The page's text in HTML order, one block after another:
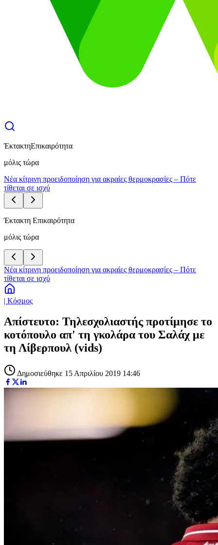
ΈκτακτηΕπικαιρότητα
μόλις τώρα
Νέα κίτρινη προειδοποίηση για ακραίες θερμοκρασίες – Πότε
τίθεται σε ισχύ
Έκτακτη Επικαιρότητα
μόλις τώρα
Νέα κίτρινη προειδοποίηση για ακραίες θερμοκρασίες – Πότε
τίθεται σε ισχύ
| Κόσμος
Απίστευτο: Τηλεσχολιαστής προτίμησε το
κοτόπουλο απ' τη γκολάρα του Σαλάχ με
τη Λίβερπουλ (vids)
Δημοσιεύθηκε 15 Απριλίου 2019 14:46